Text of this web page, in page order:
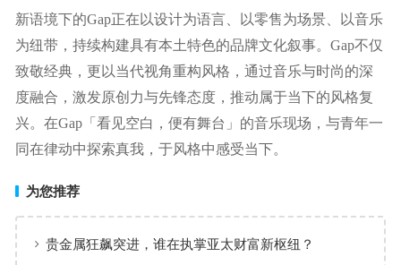
新语境下的Gap正在以设计为语言、以零售为场景、以音乐
为纽带，持续构建具有本土特色的品牌文化叙事。Gap不仅
致敬经典，更以当代视角重构风格，通过音乐与时尚的深
度融合，激发原创力与先锋态度，推动属于当下的风格复
兴。在Gap「看见空白，便有舞台」的音乐现场，与青年一
同在律动中探索真我，于风格中感受当下。
为您推荐
贵金属狂飙突进，谁在执掌亚太财富新枢纽？